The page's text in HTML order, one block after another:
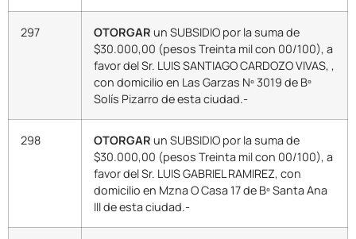
297 OTORGAR un SUBSIDIO por la suma de
$30.000,00 (pesos Treinta mil con 00/100), a
favor del Sr. LUIS SANTIAGO CARDOZO VIVAS, ,
con domicilio en Las Garzas Nº 3019 de Bº
Solís Pizarro de esta ciudad.-
298 OTORGAR un SUBSIDIO por la suma de
$30.000,00 (pesos Treinta mil con 00/100), a
favor del Sr. LUIS GABRIEL RAMIREZ, con
domicilio en Mzna O Casa 17 de Bº Santa Ana
III de esta ciudad.-